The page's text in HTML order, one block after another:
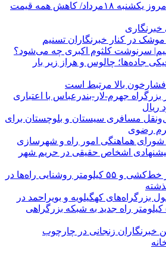
قیمت طلا و سکه امروز یکشنبه ۱۸مرداد/ کاهش همه قیمت
خبرنگاری
موشک‌ در کنار خبرنگاران تسنیم
سرنوشت کلثوم اکبری چه می‌شود؟
جاده‌ها؛ چالوس و هراز زیر بار
بالا مرتبط است
کیلومتر بزرگراه جهرم-لار-بندرعباس با اعتباری
مسافری سیستان و بلوچستان برای
رضوی
شورای هماهنگی امور راه و شهرسازی
اشخاص حقیقی در حریم شهر
اجرای ۳۵۰ کیلومتر خط‌کشی و ۵۵ کیلومتر روشنایی راه‌ها در
طول بزرگراه‌های کهگیلویه و بویراحمد در
دولت چهاردهم/ ۵۷ کیلومتر راه جدید به شبکه بزرگراهی
خبرنگاران زنجانی در چارچوب